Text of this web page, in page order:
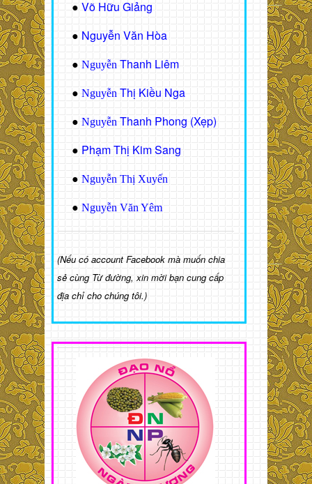
● Võ Hữu Giảng
● Nguyễn Văn Hòa
● Nguyễn Thanh Liêm
● Nguyễn Thị Kiều Nga
● Nguyễn Thanh Phong (Xẹp)
● Phạm Thị Kim Sang
● Nguyễn Thị Xuyến
● Nguyễn Văn Yêm
(Nếu có account Facebook mà muốn chia
sẻ cùng Từ đường, xin mời bạn cung cấp
địa chỉ cho chúng tôi.)